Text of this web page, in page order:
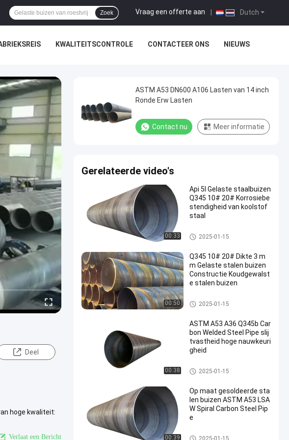
Dutch
Vraag een offerte aan
Zoek
KWALITEITSCONTROLE CONTACTEER ONS NIEUWS
Deel
hoge kwaliteit:
Verlaat een Bericht
ASTM A53 DN600 A106 Lasten van 14 inch
Ronde Erw Lasten
Contact nu Meer informatie
Gerelateerde video's
00:33
Api 5l Gelaste staalbuizen
Q345 10# 20# Korrosiebe
stendigheid van koolstof
staal
Gelaste staalpijpen
2025-01-15
00:50
Q345 10# 20# Dikte 3 m
m Gelaste stalen buizen
Constructie Koudgewalst
e stalen buizen
Gelaste staalpijpen
2025-01-15
00:38
ASTM A53 A36 Q345b Car
bon Welded Steel Pipe slij
tvastheid hoge nauwkeuri
gheid
Gelaste staalpijpen
2025-01-15
00:39
Op maat gesoldeerde sta
len buizen ASTM A53 LSA
W Spiral Carbon Steel Pip
e
Gelaste staalpijpen
2025-01-15